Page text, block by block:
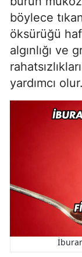
böylece
öksürüğü
algınlığı
yardımcı olur.